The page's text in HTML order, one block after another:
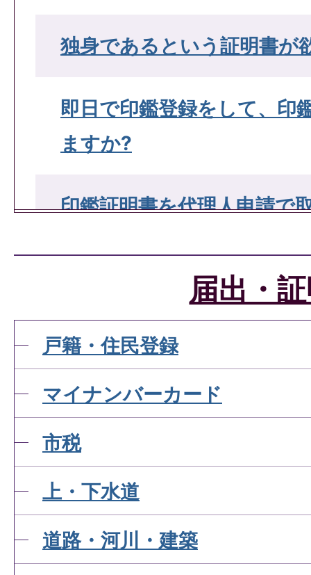
独身であるという証明書が
即日で印鑑登録をして、印
ますか?
印鑑証明書を代理人申請で
印鑑証明書を取得するに
パスポートを申請するには
か。
パスポートを紛失してしま
パスポートの受取りは本人
んか。
届出・
戸籍・住民登録
マイナンバーカード
市税
上・下水道
道路・河川・建築